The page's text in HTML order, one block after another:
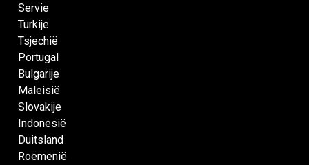
Servie
Turkije
Tsjechië
Portugal
Bulgarije
Maleisië
Slovakije
Indonesië
Duitsland
Roemenië